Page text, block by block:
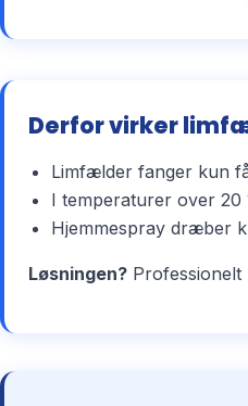
Derfor virker
Limfælder fanger kun
I temperaturer over
Hjemmespray dræber
Løsningen? Professionelt